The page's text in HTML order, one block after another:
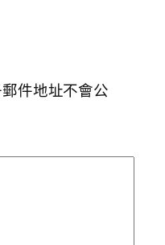
件地址不會公